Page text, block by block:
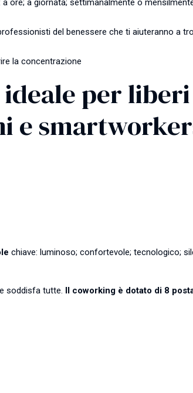
ore; a giornata; settimanalmente o
del benessere che ti aiuteranno a
la concentrazione
ideale per liberi
e
chiave: luminoso; confortevole; tecnologico;
soddisfa tutte. Il coworking è dotato di 8